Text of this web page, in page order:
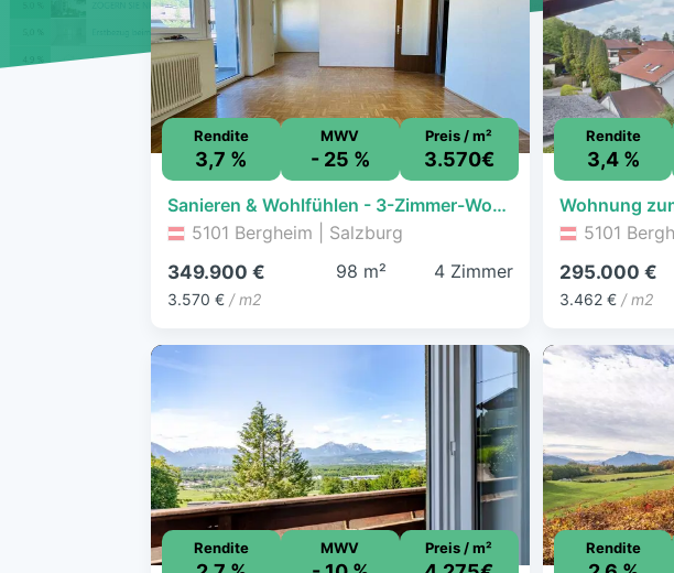
Rendite
3,7 %
MWV
- 25 %
Preis / m²
3.570€
Sanieren & Wohlfühlen - 3-Zimmer-Wohnung mit Balkon
5101 Bergheim | Salzburg
349.900 €
3.570 € / m2
98 m² 4 Zimmer
Rendite
3,4 %
5101
295.000 €
3.462 €/ m2
Rendite MWV Preis / m² Rendite